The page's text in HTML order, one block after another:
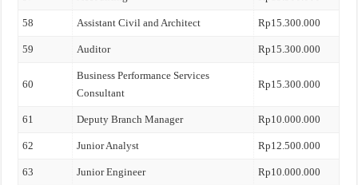
58 Assistant Civil and Architect Rp15.300.000
59 Auditor Rp15.300.000
60
Business Performance Services
Consultant
Rp15.300.000
61 Deputy Branch Manager Rp10.000.000
62 Junior Analyst Rp12.500.000
63 Junior Engineer Rp10.000.000